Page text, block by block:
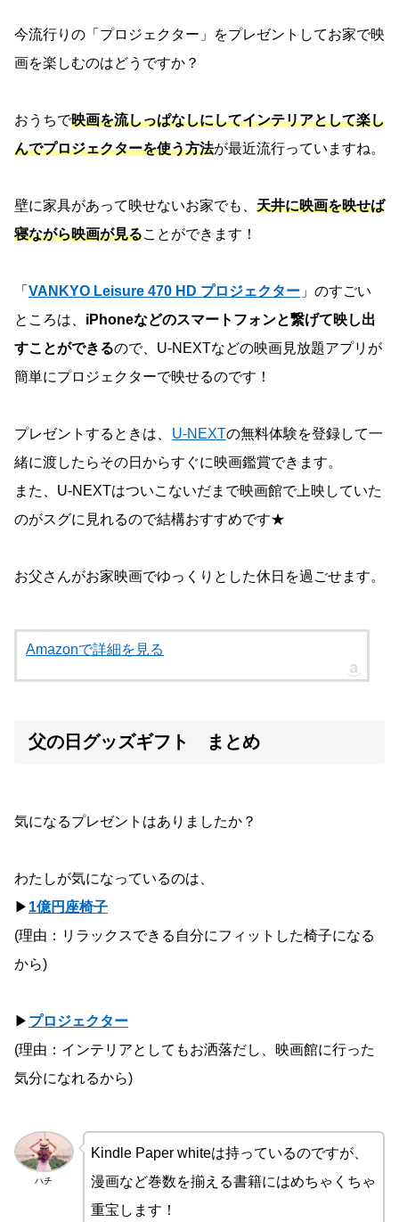
今流行りの「プロジェクター」をプレゼントしてお家で映
画を楽しむのはどうですか？
おうちで映画を流しっぱなしにしてインテリアとして楽し
んでプロジェクターを使う方法が最近流行っていますね。
壁に家具があって映せないお家でも、 天井に映画を映せば
寝ながら映画が見ることができます！
「 VANKYO Leisure 470 HD プロジェクター 」のすごい
ところは、 iPhoneなどのスマートフォンと繋げて映し出
すことができるので、U-NEXTなどの映画見放題アプリが
簡単にプロジェクターで映せるのです！
プレゼントするときは、 U-NEXTの無料体験を登録して一
緒に渡したらその日からすぐに映画鑑賞できます。
また、U-NEXTはついこないだまで映画館で上映していた
のがスグに見れるので結構おすすめです★
お父さんがお家映画でゆっくりとした休日を過ごせます。
Amazonで詳細を見る
父の日グッズギフト まとめ
気になるプレゼントはありましたか？
わたしが気になっているのは、
▶ 1億円座椅子
(理由：リラックスできる自分にフィットした椅子になる
から)
▶ プロジェクター
(理由：インテリアとしてもお洒落だし、映画館に行った
気分になれるから)
ハチ
Kindle Paper whiteは持っているのですが、
漫画など巻数を揃える書籍にはめちゃくちゃ
重宝します！